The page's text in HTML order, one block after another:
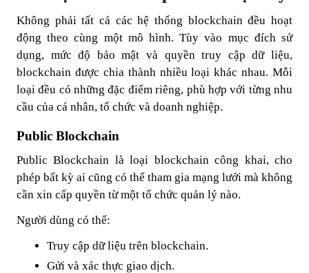
Không phải tất cả các hệ thống blockchain đều hoạt
động theo cùng một mô hình. Tùy vào mục đích sử
dụng, mức độ bảo mật và quyền truy cập dữ liệu,
blockchain được chia thành nhiều loại khác nhau. Mỗi
loại đều có những đặc điểm riêng, phù hợp với từng nhu
cầu của cá nhân, tổ chức và doanh nghiệp.
Public Blockchain
Public Blockchain là loại blockchain công khai, cho
phép bất kỳ ai cũng có thể tham gia mạng lưới mà không
cần xin cấp quyền từ một tổ chức quản lý nào.
Người dùng có thể:
Truy cập dữ liệu trên blockchain.
Gửi và xác thực giao dịch.